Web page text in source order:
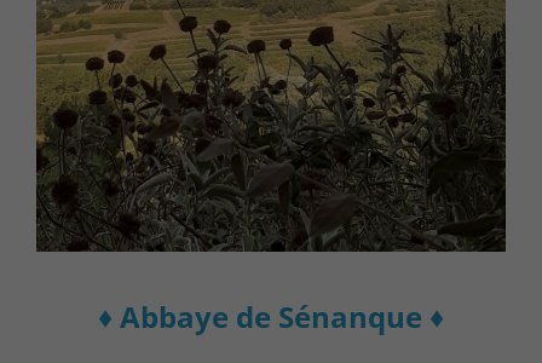
♦ Abbaye de Sénanque ♦